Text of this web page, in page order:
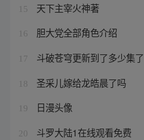
15 天下主宰火神著
16 胆大党全部角色介绍
17 斗破苍穹更新到了多少集了
18 圣采儿嫁给龙皓晨了吗
19 日漫头像
20 斗罗大陆1在线观看免费